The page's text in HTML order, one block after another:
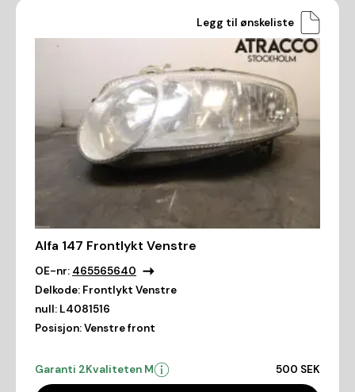
Legg til ønskeliste
Alfa 147 Frontlykt Venstre
OE-nr: 465565640
Delkode: Frontlykt Venstre
null: L4081516
Posisjon:Venstre front
Garanti 2Kvaliteten M 500 SEK